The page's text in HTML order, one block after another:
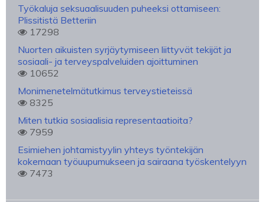
Työkaluja seksuaalisuuden puheeksi ottamiseen:
Plissitistä Betteriin
17298
Nuorten aikuisten syrjäytymiseen liittyvät tekijät ja
sosiaali- ja terveyspalveluiden ajoittuminen
10652
Monimenetelmätutkimus terveystieteissä
8325
Miten tutkia sosiaalisia representaatioita?
7959
Esimiehen johtamistyylin yhteys työntekijän
kokemaan työuupumukseen ja sairaana työskentelyyn
7473